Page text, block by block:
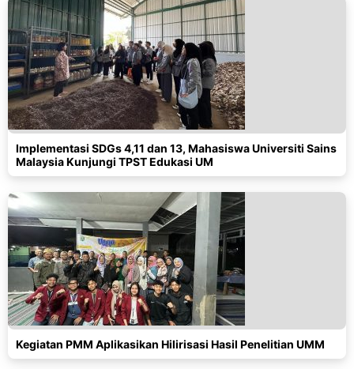
Implementasi SDGs 4,11 dan 13, Mahasiswa Universiti Sains
Malaysia Kunjungi TPST Edukasi UM
Kegiatan PMM Aplikasikan Hilirisasi Hasil Penelitian UMM